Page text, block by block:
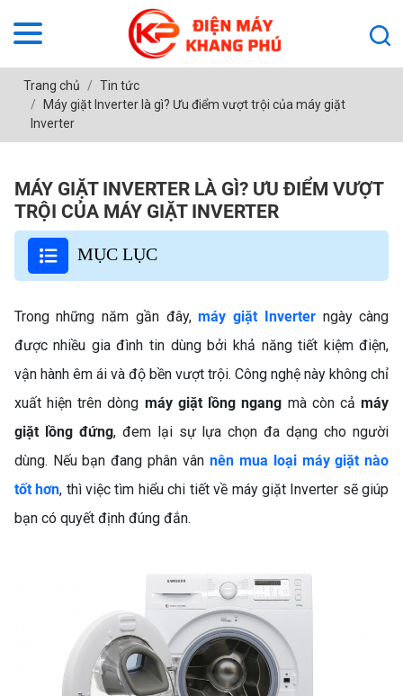
Trang chủ
Tin tức
Máy giặt Inverter là gì? Ưu điểm vượt trội của máy giặt
Inverter
MÁY GIẶT INVERTER LÀ GÌ? ƯU ĐIỂM VƯỢT
TRỘI CỦA MÁY GIẶT INVERTER
MỤC LỤC
Trong những năm gần đây,máy giặt Inverterngày càng
được nhiều gia đình tin dùng bởi khả năng tiết kiệm điện,
vận hành êm ái và độ bền vượt trội. Công nghệ này không chỉ
xuất hiện trên dòng máy giặt lồng ngang mà còn cảmáy
giặt lồng đứng, đem lại sự lựa chọn đa dạng cho người
dùng. Nếu bạn đang phân vân nên mua loại máy giặt nào
tốt hơn, thì việc tìm hiểu chi tiết về máy giặt Inverter sẽ giúp
bạn có quyết định đúng đắn.